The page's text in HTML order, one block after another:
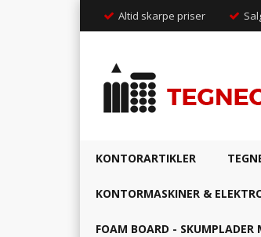
Altid skarpe priser
KONTORARTIKLER
KONTORMASKINER &
FOAM BOARD - SKUMPLADER